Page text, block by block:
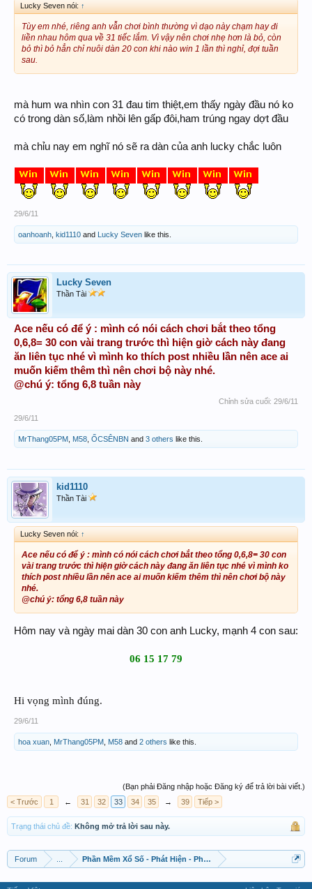
Lucky Seven nói: ↑
Tùy em nhé, riêng anh vẫn chơi bình thường vì dạo này chạm hay đi
liền nhau hôm qua về 31 tiếc lắm. Vì vậy nên chơi nhẹ hơn là bỏ, còn
bỏ thì bỏ hẳn chỉ nuôi dàn 20 con khi nào win 1 lần thì nghỉ, đợi tuần
sau.
mà hum wa nhìn con 31 đau tim thiệt,em thấy ngày đầu nó ko
có trong dàn số,làm nhồi lên gấp đôi,ham trúng ngay dợt đầu
mà chỉu nay em nghĩ nó sẽ ra dàn của anh lucky chắc luôn
29/6/11
oanhoanh kid1110 and Lucky Seven like this.
Lucky Seven
Thần Tài
Ace nếu có để ý : mình có nói cách chơi bắt theo tổng
0,6,8= 30 con vài trang trước thì hiện giờ cách này đang
ăn liên tục nhé vì mình ko thích post nhiều lần nên ace ai
muốn kiếm thêm thì nên chơi bộ này nhé.
@chú ý: tổng 6,8 tuần này
Chỉnh sửa cuối: 29/6/11
29/6/11
MrThang05PM M58 ỐCSÊNBN and 3 others like this.
kid1110
Thần Tài
Lucky Seven nói: ↑
Ace nếu có để ý : mình có nói cách chơi bắt theo tổng 0,6,8= 30 con
vài trang trước thì hiện giờ cách này đang ăn liên tục nhé vì mình ko
thích post nhiều lần nên ace ai muốn kiếm thêm thì nên chơi bộ này
nhé.
@chú ý: tổng 6,8 tuần này
Hôm nay và ngày mai dàn 30 con anh Lucky, mạnh 4 con sau:
06 15 17 79
Hi vọng mình đúng.
29/6/11
hoa xuan MrThang05PM M58 and 2 others like this.
(Bạn phải Đăng nhập hoặc Đăng ký để trả lời bài viết.)
< Trước
1 ← 31 32 33 34 35 → 39 Tiếp >
Trạng thái chủ đề: Không mở trả lời sau này.
Forum Phần Mềm Xổ Số - Phát Hiện - Phát Triển